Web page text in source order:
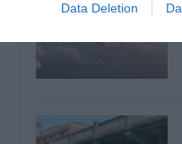
Data Deletion